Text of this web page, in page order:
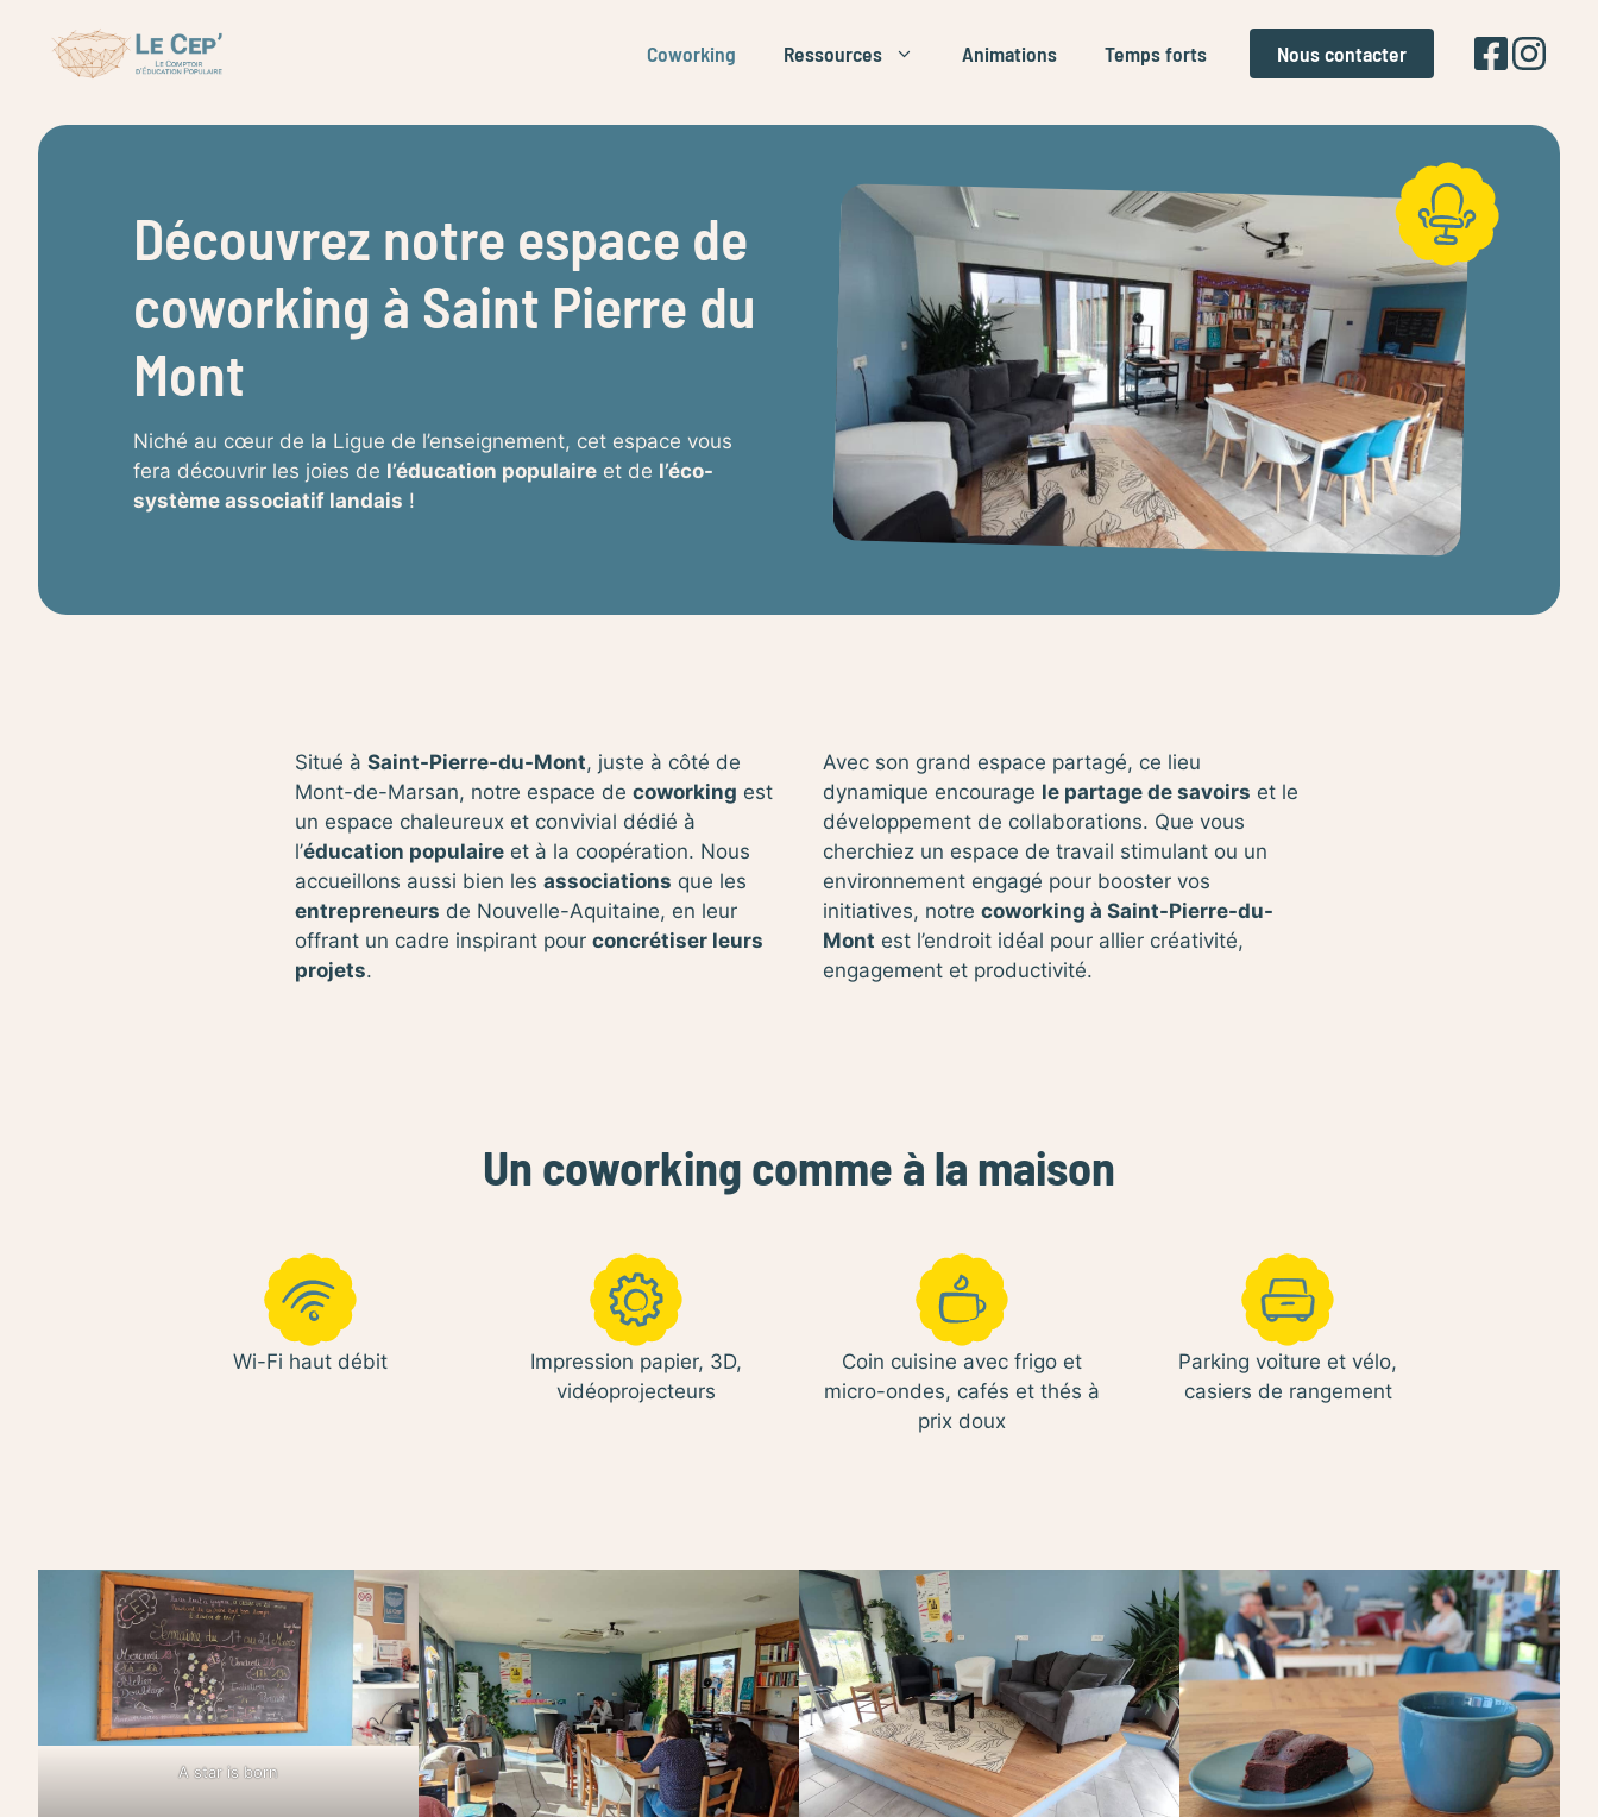
contenu
Coworking Ressources Animations Temps forts Nous contacter
Découvrez notre espace de
coworking à Saint Pierre du
Mont
Niché au cœur de la Ligue de l’enseignement, cet espace vous
fera découvrir les joies de l’éducation populaire et de l’éco-
système associatif landais !
Situé à Saint-Pierre-du-Mont, juste à côté de
Mont-de-Marsan, notre espace de coworking est
un espace chaleureux et convivial dédié à
l’éducation populaire et à la coopération. Nous
accueillons aussi bien les associations que les
entrepreneurs de Nouvelle-Aquitaine, en leur
offrant un cadre inspirant pour concrétiser leurs
projets.
Avec son grand espace partagé, ce lieu
dynamique encourage le partage de savoirs et le
développement de collaborations. Que vous
cherchiez un espace de travail stimulant ou un
environnement engagé pour booster vos
initiatives, notre coworking à Saint-Pierre-du-
Mont est l’endroit idéal pour allier créativité,
engagement et productivité.
Un coworking comme à la maison
Wi-Fi haut débit
Impression papier, 3D,
vidéoprojecteurs
Coin cuisine avec frigo et
micro-ondes, cafés et thés à
prix doux
Parking voiture et vélo,
casiers de rangement
A star is born